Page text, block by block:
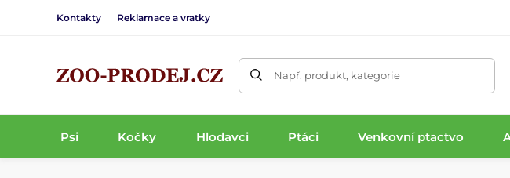
Kontakty Reklamace a vratky
Např. produkt, kategorie
Psi Kočky Hlodavci Ptáci Venkovní ptactvo